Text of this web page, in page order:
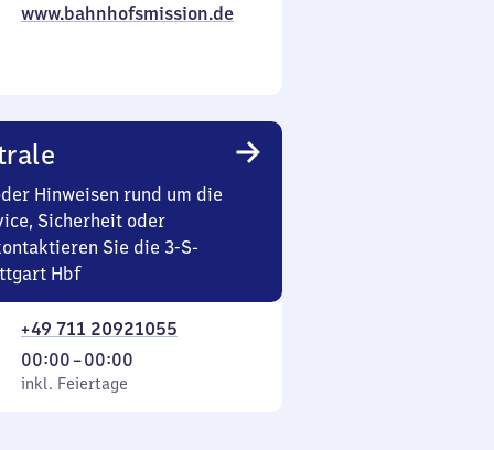
www.bahnhofsmission.de
Hinweisen rund um die
Sicherheit oder
Sie die 3-S-
Hbf
+49 711 20921055
00:00–00:00
Von
0
inkl. Feiertage